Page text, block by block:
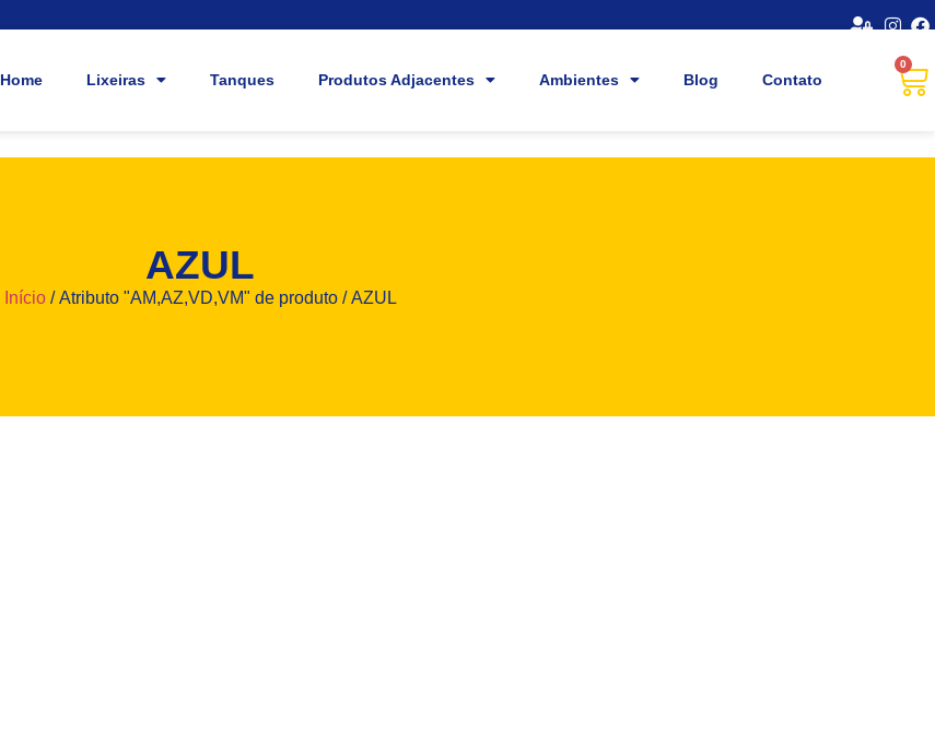
Home Lixeiras Tanques Produtos Adjacentes Ambientes Blog Contato
0
AZUL
Início/ Atributo "AM,AZ,VD,VM" de produto / AZUL